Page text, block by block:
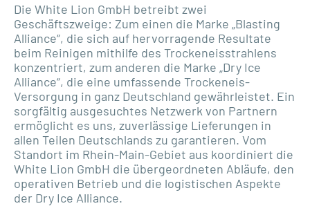
Die White Lion GmbH betreibt zwei
Geschäftszweige: Zum einen die Marke „Blasting
Alliance“, die sich auf hervorragende Resultate
beim Reinigen mithilfe des Trockeneisstrahlens
konzentriert, zum anderen die Marke „Dry Ice
Alliance“, die eine umfassende Trockeneis-
Versorgung in ganz Deutschland gewährleistet. Ein
sorgfältig ausgesuchtes Netzwerk von Partnern
ermöglicht es uns, zuverlässige Lieferungen in
allen Teilen Deutschlands zu garantieren. Vom
Standort im Rhein-Main-Gebiet aus koordiniert die
White Lion GmbH die übergeordneten Abläufe, den
operativen Betrieb und die logistischen Aspekte
der Dry Ice Alliance.